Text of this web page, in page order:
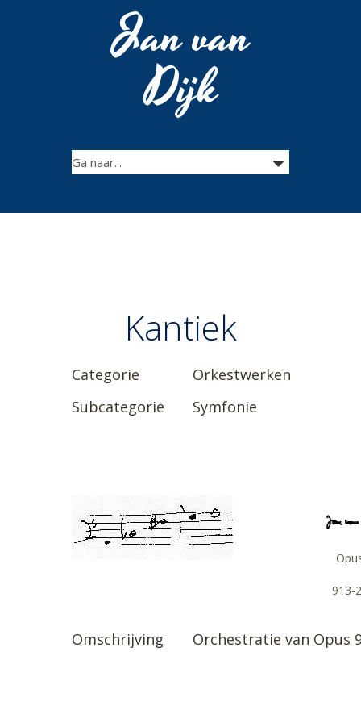
Jan van
Dijk
Kantiek
Categorie
Orkestwerken
Subcategorie
Symfonie
913-
Omschrijving Orchestratie van Opus